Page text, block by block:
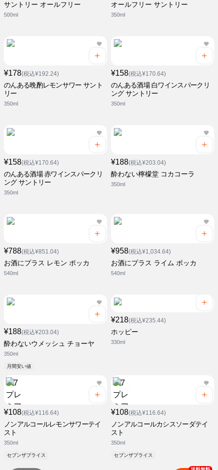
サントリー オールフリー
500ml
オールフリー サントリー
350ml
¥178(税込¥192.24)
のんある晩酌レモンサワー サント
リー
350ml
¥158(税込¥170.64)
のんある酒場 白ワインスパークリ
ング サントリー
350ml
¥158(税込¥170.64)
のんある酒場 赤ワインスパークリ
ング サントリー
350ml
¥188(税込¥203.04)
酔わない檸檬堂 コカコーラ
350ml
¥788(税込¥851.04)
お酒にプラス レモン ポッカ
540ml
¥958(税込¥1,034.64)
お酒にプラス ライム ポッカ
540ml
¥188(税込¥203.04)
酔わないウメッシュ チョーヤ
350ml
月間安い値
¥218(税込¥235.44)
ホッピー
330ml
¥108(税込¥116.64)
ノンアルコールレモンサワーテイ
スト
350ml
セブンザプライス
¥108(税込¥116.64)
ノンアルコールカシスソーダテイ
スト
350ml
セブンザプライス